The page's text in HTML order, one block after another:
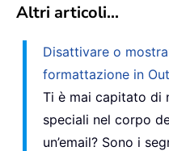
Altri articoli...
Disattivare o
formattazione in
Ti è mai capitato di
speciali nel corpo
un’email? Sono i